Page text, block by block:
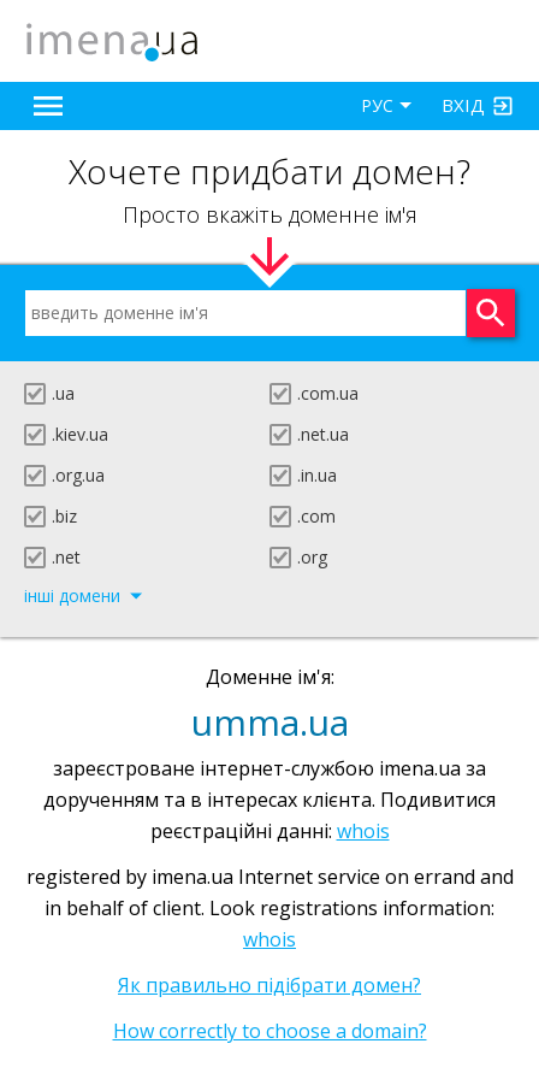
ВХІД
РУС
Хочете придбати домен?
Просто вкажіть доменне ім'я
.ua
.com.ua
.kiev.ua
.net.ua
.org.ua
.in.ua
.biz
.com
.net
.org
інші домени
Доменне ім'я:
umma.ua
зареєстроване інтернет-службою imena.ua за
дорученням та в інтересах клієнта. Подивитися
реєстраційні данні: whois
registered by imena.ua Internet service on errand and
in behalf of client. Look registrations information:
whois
Як правильно підібрати домен?
How correctly to choose a domain?